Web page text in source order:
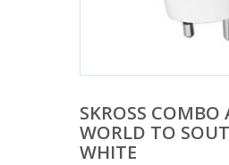
SKROSS COMBO
WORLD TO
WHITE